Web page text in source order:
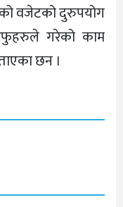
वजेटको दुरुपयोग
गरेको काम
छन ।